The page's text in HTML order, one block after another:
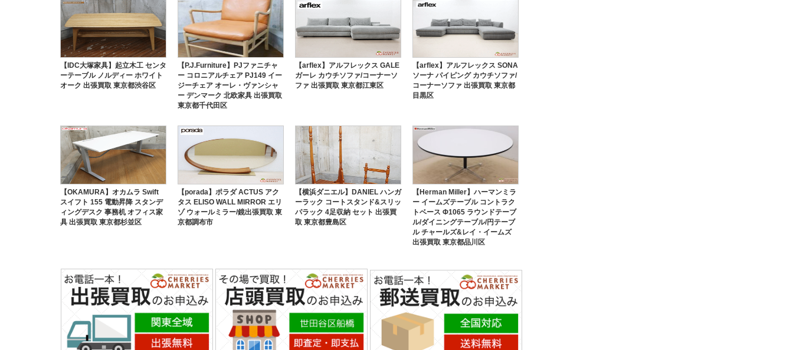
【IDC大塚家具】起立木工 センタ
ーテーブル ノルディー ホワイト
オーク 出張買取 東京都渋谷区
【P.J.Furniture】PJファニチャ
ー コロニアルチェア PJ149 イー
ジーチェア オーレ・ヴァンシャ
ー デンマーク 北欧家具 出張買取
東京都千代田区
【arflex】アルフレックス GALE
ガーレ カウチソファ/コーナーソ
ファ 出張買取 東京都江東区
【arflex】アルフレックス SONA
ソーナ パイピング カウチソファ/
コーナーソファ 出張買取 東京都
目黒区
【OKAMURA】オカムラ Swift
スイフト 155 電動昇降 スタンデ
ィングデスク 事務机 オフィス家
具 出張買取 東京都杉並区
【porada】ポラダ ACTUS アク
タス ELISO WALL MIRROR エリ
ゾ ウォールミラー/鏡出張買取 東
京都調布市
【横浜ダニエル】DANIEL ハンガ
ーラック コートスタンド&スリッ
パラック 4足収納 セット 出張買
取 東京都豊島区
【Herman Miller】ハーマンミラ
ー イームズテーブル コントラク
トベース Φ1065 ラウンドテーブ
ル/ダイニングテーブル/円テーブ
ル チャールズ&レイ・イームズ
出張買取 東京都品川区